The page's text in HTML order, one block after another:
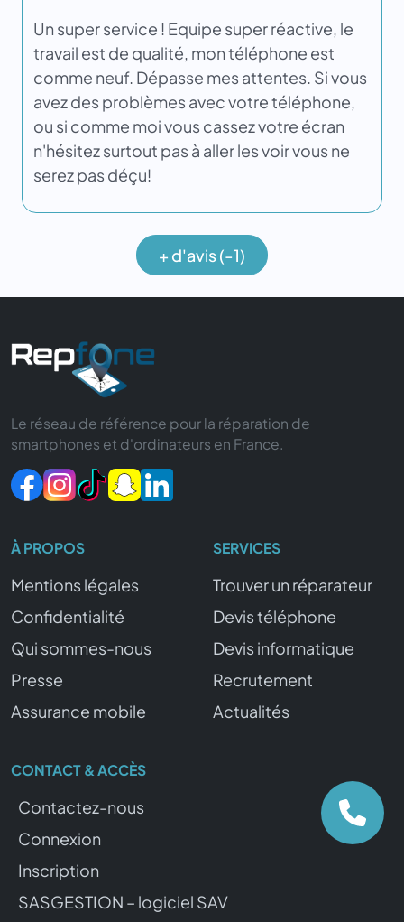
Un super service ! Equipe super réactive, le
travail est de qualité, mon téléphone est
comme neuf. Dépasse mes attentes. Si vous
avez des problèmes avec votre téléphone,
ou si comme moi vous cassez votre écran
n'hésitez surtout pas à aller les voir vous ne
serez pas déçu!
+ d'avis (-1)
Le réseau de référence pour la réparation de
smartphones et d'ordinateurs en France.
À PROPOS
Mentions légales
Confidentialité
Qui sommes-nous
Presse
Assurance mobile
SERVICES
Trouver un réparateur
Devis téléphone
Devis informatique
Recrutement
Actualités
CONTACT & ACCÈS
Contactez-nous
Connexion
Inscription
SASGESTION – logiciel SAV